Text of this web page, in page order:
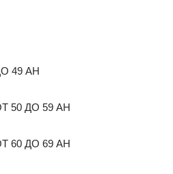
49 AH
50 ДО 59 AH
60 ДО 69 AH